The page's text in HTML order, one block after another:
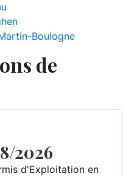
Boulogne
de
2026
d'Exploitation en